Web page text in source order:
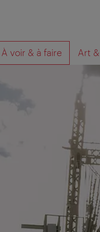
À voir & à faire Art
Que
cherchez-
vous?